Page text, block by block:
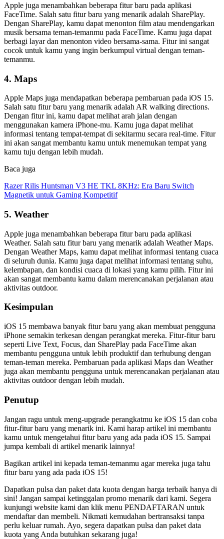
Apple juga menambahkan beberapa fitur baru pada aplikasi
FaceTime. Salah satu fitur baru yang menarik adalah SharePlay.
Dengan SharePlay, kamu dapat menonton film atau mendengarkan
musik bersama teman-temanmu pada FaceTime. Kamu juga dapat
berbagi layar dan menonton video bersama-sama. Fitur ini sangat
cocok untuk kamu yang ingin berkumpul virtual dengan teman-
temanmu.
4. Maps
Apple Maps juga mendapatkan beberapa pembaruan pada iOS 15.
Salah satu fitur baru yang menarik adalah AR walking directions.
Dengan fitur ini, kamu dapat melihat arah jalan dengan
menggunakan kamera iPhone-mu. Kamu juga dapat melihat
informasi tentang tempat-tempat di sekitarmu secara real-time. Fitur
ini akan sangat membantu kamu untuk menemukan tempat yang
kamu tuju dengan lebih mudah.
Baca juga
Razer Rilis Huntsman V3 HE TKL 8KHz: Era Baru Switch
Magnetik untuk Gaming Kompetitif
5. Weather
Apple juga menambahkan beberapa fitur baru pada aplikasi
Weather. Salah satu fitur baru yang menarik adalah Weather Maps.
Dengan Weather Maps, kamu dapat melihat informasi tentang cuaca
di seluruh dunia. Kamu juga dapat melihat informasi tentang suhu,
kelembapan, dan kondisi cuaca di lokasi yang kamu pilih. Fitur ini
akan sangat membantu kamu dalam merencanakan perjalanan atau
aktivitas outdoor.
Kesimpulan
iOS 15 membawa banyak fitur baru yang akan membuat pengguna
iPhone semakin terkesan dengan perangkat mereka. Fitur-fitur baru
seperti Live Text, Focus, dan SharePlay pada FaceTime akan
membantu pengguna untuk lebih produktif dan terhubung dengan
teman-teman mereka. Pembaruan pada aplikasi Maps dan Weather
juga akan membantu pengguna untuk merencanakan perjalanan atau
aktivitas outdoor dengan lebih mudah.
Penutup
Jangan ragu untuk meng-upgrade perangkatmu ke iOS 15 dan coba
fitur-fitur baru yang menarik ini. Kami harap artikel ini membantu
kamu untuk mengetahui fitur baru yang ada pada iOS 15. Sampai
jumpa kembali di artikel menarik lainnya!
Bagikan artikel ini kepada teman-temanmu agar mereka juga tahu
fitur baru yang ada pada iOS 15!
Dapatkan pulsa dan paket data kuota dengan harga terbaik hanya di
sini! Jangan sampai ketinggalan promo menarik dari kami. Segera
kunjungi website kami dan klik menu PENDAFTARAN untuk
mendaftar dan membeli. Nikmati kemudahan bertransaksi tanpa
perlu keluar rumah. Ayo, segera dapatkan pulsa dan paket data
kuota yang Anda butuhkan sekarang juga!